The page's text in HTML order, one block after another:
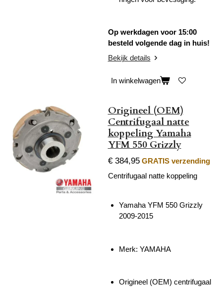
Op werkdagen voor 15:00
besteld volgende dag in huis!
Bekijk details
In winkelwagen
Origineel (OEM)
Centrifugaal natte
koppeling Yamaha
YFM 550 Grizzly
€ 384,95 GRATIS verzending
Centrifugaal natte koppeling
Yamaha YFM 550 Grizzly
2009-2015
Merk: YAMAHA
Origineel (OEM) centrifugaal